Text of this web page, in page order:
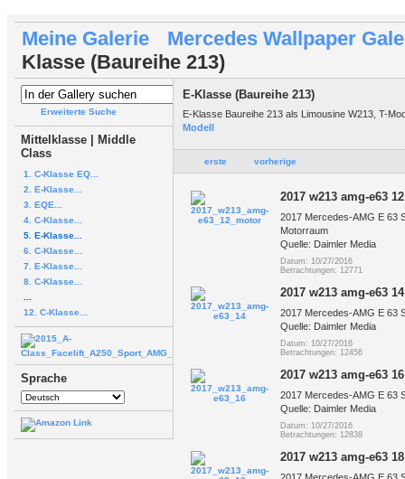
Meine Galerie
Mercedes Wallpaper
Klasse (Baureihe 213)
Erweiterte Suche
Mittelklasse | Middle
Class
1. C-Klasse EQ...
2. E-Klasse...
3. EQE...
4. C-Klasse...
5. E-Klasse...
6. C-Klasse...
7. E-Klasse...
8. C-Klasse...
12. C-Klasse...
Sprache
E-Klasse (Baureihe 213)
E-Klasse Baureihe 213 als Limousine W213, T-
Modell
erste vorherige
2017 w213 amg-e63
2017 Mercedes-AMG E 63
Motorraum
Quelle: Daimler Media
Datum: 10/27/2016
Betrachtungen: 12771
2017 w213 amg-e63 14
2017 Mercedes-AMG E 63
Quelle: Daimler Media
Datum: 10/27/2016
Betrachtungen: 12456
2017 w213 amg-e63 16
2017 Mercedes-AMG E 63
Quelle: Daimler Media
Datum: 10/27/2016
Betrachtungen: 12838
2017 w213 amg-e63 18